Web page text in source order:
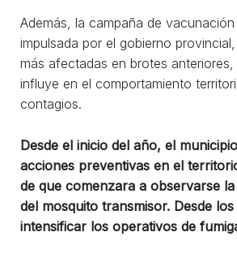
Además, la campaña de
impulsada por el gobierno
más afectadas en brotes
influye en el comportamiento
contagios.
Desde el inicio del año, el
acciones preventivas en el
de que comenzara a observarse
del mosquito transmisor. Desde
intensificar los operativos de